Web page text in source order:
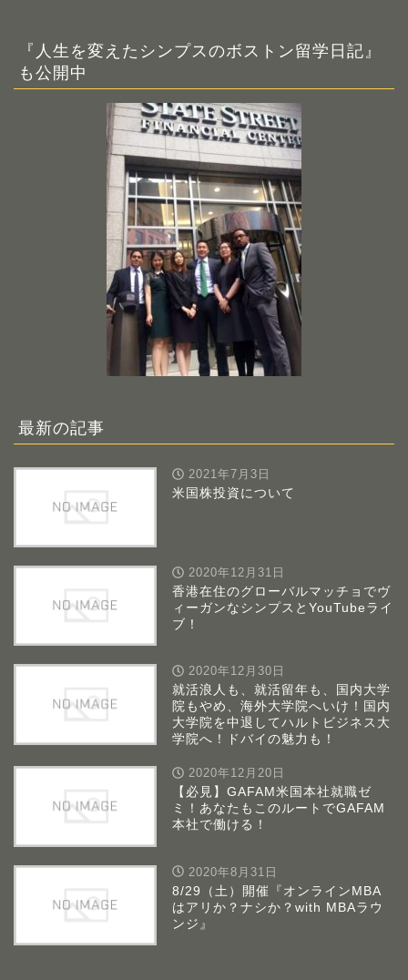
『人生を変えたシンプスのボストン留学日記』
も公開中
最新の記事
2021年7月3日
米国株投資について
2020年12月31日
香港在住のグローバルマッチョでヴ
ィーガンなシンプスとYouTubeライ
ブ！
2020年12月30日
就活浪人も、就活留年も、国内大学
院もやめ、海外大学院へいけ！国内
大学院を中退してハルトビジネス大
学院へ！ドバイの魅力も！
2020年12月20日
【必見】GAFAM米国本社就職ゼ
ミ！あなたもこのルートでGAFAM
本社で働ける！
2020年8月31日
8/29（土）開催『オンラインMBA
はアリか？ナシか？with MBAラウ
ンジ』